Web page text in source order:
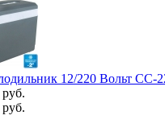
12/220 Вольт CC-